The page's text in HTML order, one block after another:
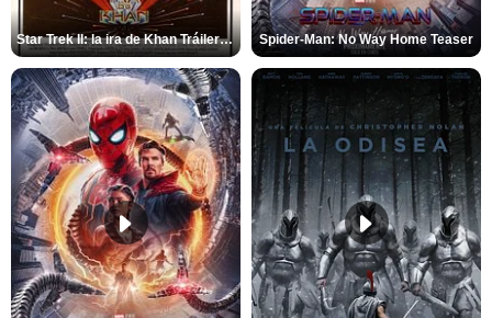
Star Trek II: la ira de Khan Tráiler VO Spider-Man: No Way Home Teaser